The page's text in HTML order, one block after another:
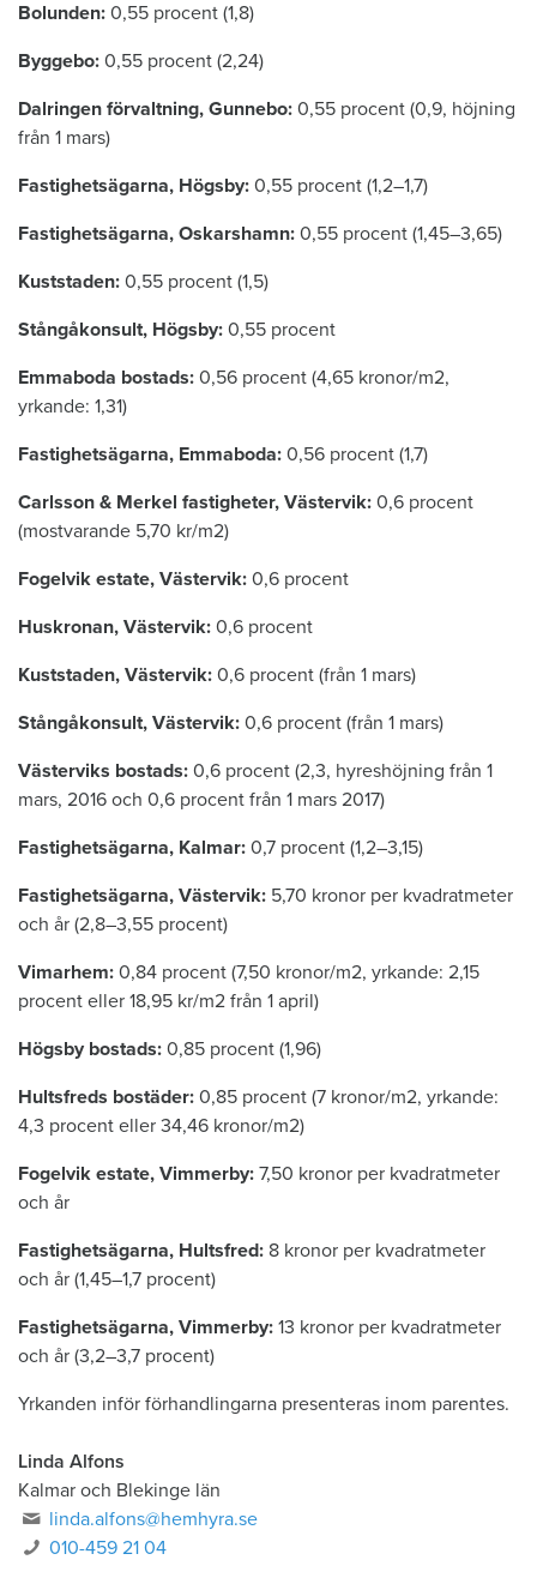
Bolunden: 0,55 procent (1,8)
Byggebo: 0,55 procent (2,24)
Dalringen förvaltning, Gunnebo: 0,55 procent (0,9, höjning
från 1 mars)
Fastighetsägarna, Högsby: 0,55 procent (1,2–1,7)
Fastighetsägarna, Oskarshamn: 0,55 procent (1,45–3,65)
Kuststaden: 0,55 procent (1,5)
Stångåkonsult, Högsby: 0,55 procent
Emmaboda bostads: 0,56 procent (4,65 kronor/m2,
yrkande: 1,31)
Fastighetsägarna, Emmaboda: 0,56 procent (1,7)
Carlsson & Merkel fastigheter, Västervik: 0,6 procent
(mostvarande 5,70 kr/m2)
Fogelvik estate, Västervik: 0,6 procent
Huskronan, Västervik: 0,6 procent
Kuststaden, Västervik: 0,6 procent (från 1 mars)
Stångåkonsult, Västervik: 0,6 procent (från 1 mars)
Västerviks bostads: 0,6 procent (2,3, hyreshöjning från 1
mars, 2016 och 0,6 procent från 1 mars 2017)
Fastighetsägarna, Kalmar: 0,7 procent (1,2–3,15)
Fastighetsägarna, Västervik: 5,70 kronor per kvadratmeter
och år (2,8–3,55 procent)
Vimarhem: 0,84 procent (7,50 kronor/m2, yrkande: 2,15
procent eller 18,95 kr/m2 från 1 april)
Högsby bostads: 0,85 procent (1,96)
Hultsfreds bostäder: 0,85 procent (7 kronor/m2, yrkande:
4,3 procent eller 34,46 kronor/m2)
Fogelvik estate, Vimmerby: 7,50 kronor per kvadratmeter
och år
Fastighetsägarna, Hultsfred: 8 kronor per kvadratmeter
och år (1,45–1,7 procent)
Fastighetsägarna, Vimmerby: 13 kronor per kvadratmeter
och år (3,2–3,7 procent)
Yrkanden inför förhandlingarna presenteras inom parentes.
Linda Alfons
Kalmar och Blekinge län
linda.alfons@hemhyra.se
010-459 21 04